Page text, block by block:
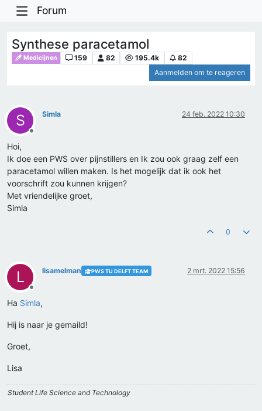
Forum
Synthese paracetamol
Medicijnen 159 82 195.4k
82
Aanmelden om te reageren
S
Offline
Simla 24 feb. 2022 10:30
Hoi,
Ik doe een PWS over pijnstillers en Ik zou ook graag zelf een
paracetamol willen maken. Is het mogelijk dat ik ook het
voorschrift zou kunnen krijgen?
Met vriendelijke groet,
Simla
0
L
Offline
lisamelman PWS TU DELFT TEAM 2 mrt. 2022 15:56
Ha Simla,
Hij is naar je gemaild!
Groet,
Lisa
Student Life Science and Technology